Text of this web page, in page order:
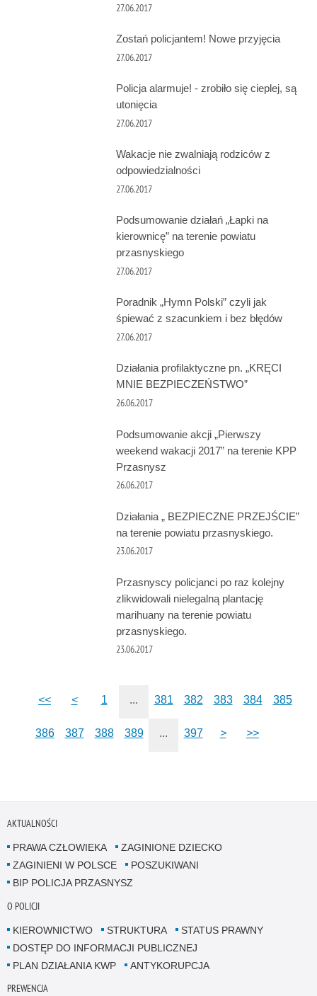
27.06.2017
Zostań policjantem! Nowe przyjęcia
27.06.2017
Policja alarmuje! - zrobiło się cieplej, są
utonięcia
27.06.2017
Wakacje nie zwalniają rodziców z
odpowiedzialności
27.06.2017
Podsumowanie działań „Łapki na
kierownicę” na terenie powiatu
przasnyskiego
27.06.2017
Poradnik „Hymn Polski” czyli jak
śpiewać z szacunkiem i bez błędów
27.06.2017
Działania profilaktyczne pn. „KRĘCI
MNIE BEZPIECZEŃSTWO”
26.06.2017
Podsumowanie akcji „Pierwszy
weekend wakacji 2017” na terenie KPP
Przasnysz
26.06.2017
Działania „ BEZPIECZNE PRZEJŚCIE”
na terenie powiatu przasnyskiego.
23.06.2017
Przasnyscy policjanci po raz kolejny
zlikwidowali nielegalną plantację
marihuany na terenie powiatu
przasnyskiego.
23.06.2017
<< < 1 ... 381 382 383 384 385
386 387 388 389 ... 397 > >>
AKTUALNOŚCI
PRAWA CZŁOWIEKA
ZAGINIONE DZIECKO
ZAGINIENI W POLSCE
POSZUKIWANI
BIP POLICJA PRZASNYSZ
O POLICJI
KIEROWNICTWO STRUKTURA
STATUS PRAWNY
DOSTĘP DO INFORMACJI PUBLICZNEJ
PLAN DZIAŁANIA KWP
ANTYKORUPCJA
PREWENCJA